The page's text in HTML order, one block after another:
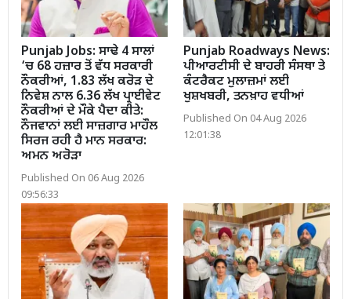
Punjab Jobs: ਸਾਢੇ 4 ਸਾਲਾਂ
‘ਚ 68 ਹਜ਼ਾਰ ਤੋਂ ਵੱਧ ਸਰਕਾਰੀ
ਨੌਕਰੀਆਂ, 1.83 ਲੱਖ ਕਰੋੜ ਦੇ
ਨਿਵੇਸ਼ ਨਾਲ 6.36 ਲੱਖ ਪ੍ਰਾਈਵੇਟ
ਨੌਕਰੀਆਂ ਦੇ ਮੌਕੇ ਪੈਦਾ ਕੀਤੇ:
ਨੌਜਵਾਨਾਂ ਲਈ ਸਾਜ਼ਗਾਰ ਮਾਹੌਲ
ਸਿਰਜ ਰਹੀ ਹੈ ਮਾਨ ਸਰਕਾਰ:
ਅਮਨ ਅਰੋੜਾ
Published On 06 Aug 2026
09:56:33
Punjab Roadways News:
ਪੀਆਰਟੀਸੀ ਦੇ ਬਾਹਰੀ ਸੰਸਥਾ ਤੇ
ਕੰਟਰੈਕਟ ਮੁਲਾਜ਼ਮਾਂ ਲਈ
ਖੁਸ਼ਖਬਰੀ, ਤਨਖ਼ਾਹ ਵਧੀਆਂ
Published On 04 Aug 2026
12:01:38